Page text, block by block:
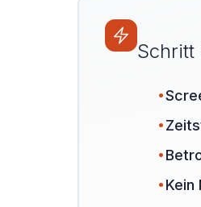
Schritt
•
•
•
•Kein